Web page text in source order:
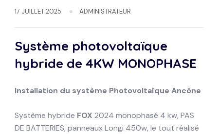
17 JUILLET 2025 ADMINISTRATEUR
Système photovoltaïque
hybride de 4KW MONOPHASE
Installation du système Photovoltaïque Ancône
Système hybride FOX 2024 monophasé 4 kw, PAS
DE BATTERIES, panneaux Longi 450w, le tout réalisé